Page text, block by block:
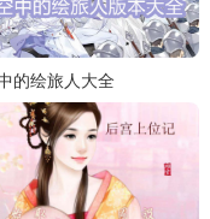
的绘旅人大全